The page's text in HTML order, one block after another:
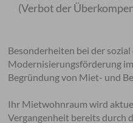
(Verbot der
Besonderheiten bei der
Modernisierungsförderung
Begründung von Miet- und
Ihr Mietwohnraum wird
Vergangenheit bereits durch